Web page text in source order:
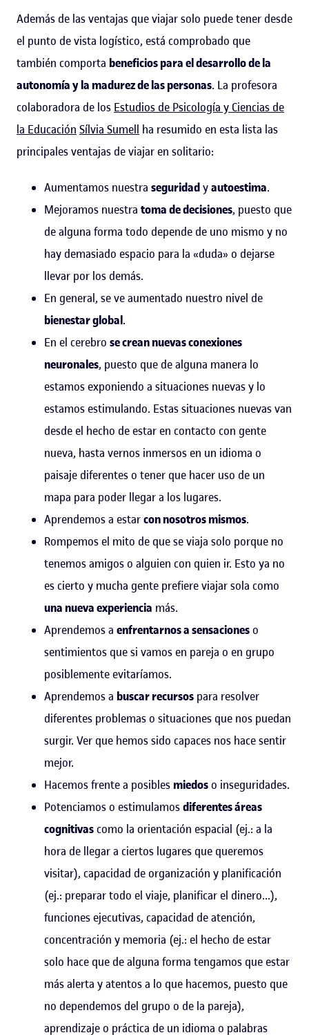
Además de las ventajas que viajar solo puede tener desde
el punto de vista logístico, está comprobado que
también comporta beneficios para el desarrollo de la
autonomía y la madurez de las personas. La profesora
colaboradora de los Estudios de Psicología y Ciencias de
la Educación Sílvia Sumell ha resumido en esta lista las
principales ventajas de viajar en solitario:
Aumentamos nuestra seguridadyautoestima.
Mejoramos nuestra toma de decisiones, puesto que
de alguna forma todo depende de uno mismo y no
hay demasiado espacio para la «duda» o dejarse
llevar por los demás.
En general, se ve aumentado nuestro nivel de
bienestar global.
En el cerebro se crean nuevas conexiones
neuronales, puesto que de alguna manera lo
estamos exponiendo a situaciones nuevas y lo
estamos estimulando. Estas situaciones nuevas van
desde el hecho de estar en contacto con gente
nueva, hasta vernos inmersos en un idioma o
paisaje diferentes o tener que hacer uso de un
mapa para poder llegar a los lugares.
Aprendemos a estarcon nosotros mismos.
Rompemos el mito de que se viaja solo porque no
tenemos amigos o alguien con quien ir. Esto ya no
es cierto y mucha gente prefiere viajar sola como
una nueva experiencia más.
Aprendemos a enfrentarnos a sensacioneso
sentimientos que si vamos en pareja o en grupo
posiblemente evitaríamos.
Aprendemos a buscar recursos para resolver
diferentes problemas o situaciones que nos puedan
surgir. Ver que hemos sido capaces nos hace sentir
mejor.
Hacemos frente a posibles miedoso inseguridades.
Potenciamos o estimulamosdiferentes áreas
cognitivascomo la orientación espacial (ej.: a la
hora de llegar a ciertos lugares que queremos
visitar), capacidad de organización y planificación
(ej.: preparar todo el viaje, planificar el dinero...),
funciones ejecutivas, capacidad de atención,
concentración y memoria (ej.: el hecho de estar
solo hace que de alguna forma tengamos que estar
más alerta y atentos a lo que hacemos, puesto que
no dependemos del grupo o de la pareja),
aprendizaje o práctica de un idioma o palabras